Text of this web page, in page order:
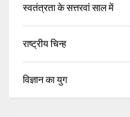
स्वतंत्रता के सत्तरवां साल में
राष्ट्रीय चिन्ह
विज्ञान का युग